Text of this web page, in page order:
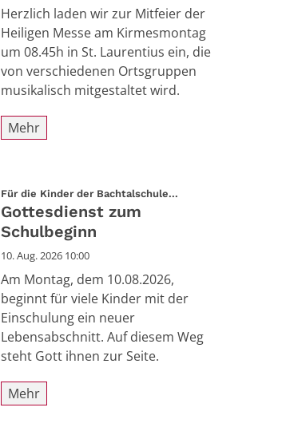
Herzlich laden wir zur Mitfeier der
Heiligen Messe am Kirmesmontag
um 08.45h in St. Laurentius ein, die
von verschiedenen Ortsgruppen
musikalisch mitgestaltet wird.
Mehr
Für die Kinder der Bachtalschule...
Gottesdienst zum
Schulbeginn
10. Aug. 2026 10:00
Am Montag, dem 10.08.2026,
beginnt für viele Kinder mit der
Einschulung ein neuer
Lebensabschnitt. Auf diesem Weg
steht Gott ihnen zur Seite.
Mehr